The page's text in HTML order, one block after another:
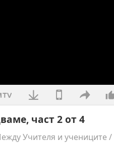
част 2 от 4
Учителя и учениците /